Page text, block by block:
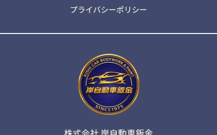
プライバシーポリシー